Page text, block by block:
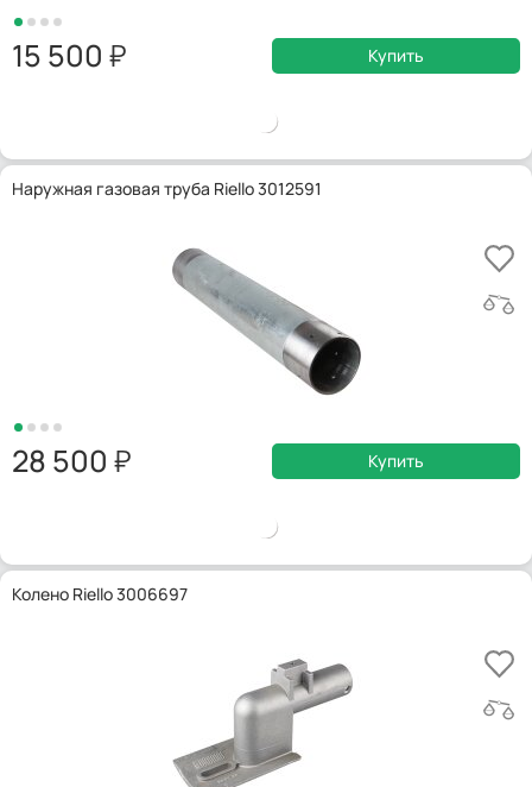
15 500 Купить
Наружная газовая труба Riello 3012591
28 500 Купить
Колено Riello 3006697